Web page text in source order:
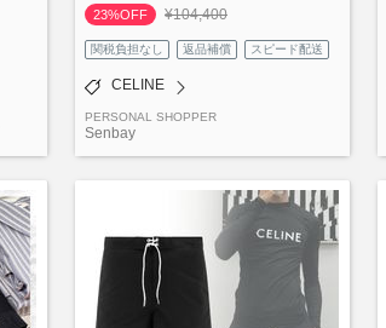
23%OFF
¥104,400
関税負担なし 返品補償 スピード配送
CELINE
PERSONAL SHOPPER
Senbay